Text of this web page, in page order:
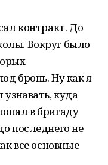
контракт. До
Вокруг было
бронь. Ну как я
узнавать, куда
в бригаду
последнего не
все основные